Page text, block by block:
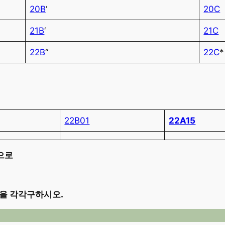
20B‘ 20C
21B‘ 21C
22B“ 22C*
22B01 22A15
로
각각구하시오.